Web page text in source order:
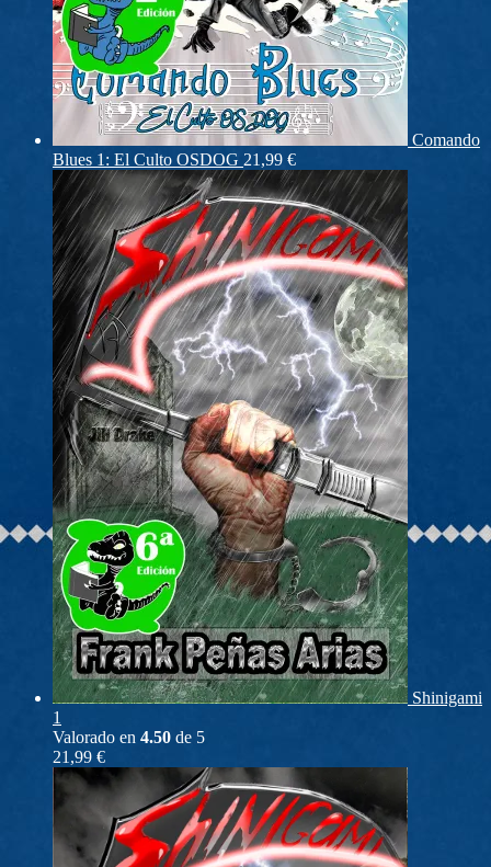
Comando
Blues 1: El Culto OSDOG 21,99 €
Shinigami
1
Valorado en 4.50 de 5
21,99 €